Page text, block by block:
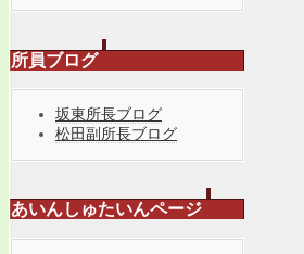
所員ブログ
坂東所長ブログ
松田副所長ブログ
あいんしゅたいんページ